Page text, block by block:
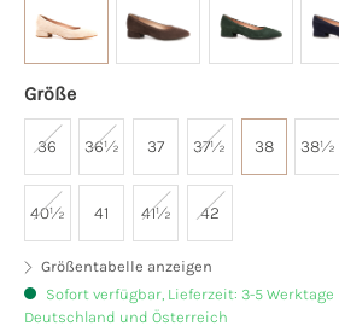
Größe
36 36½ 37 37½ 38 38½
40½ 41 41½ 42
Größentabelle anzeigen
Sofort verfügbar, Lieferzeit: 3-5
Deutschland und Österreich